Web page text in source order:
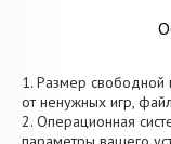
1. Размер свободной
от ненужных игр,
2. Операционная